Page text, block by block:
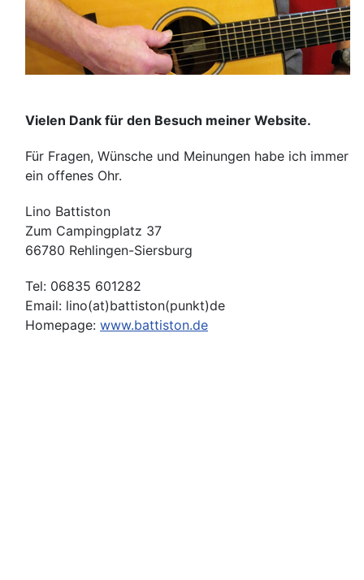
Vielen Dank für den Besuch meiner Website.
Für Fragen, Wünsche und Meinungen habe ich immer
ein offenes Ohr.
Lino Battiston
Zum Campingplatz 37
66780 Rehlingen-Siersburg
Tel: 06835 601282
Email: lino(at)battiston(punkt)de
Homepage: www.battiston.de